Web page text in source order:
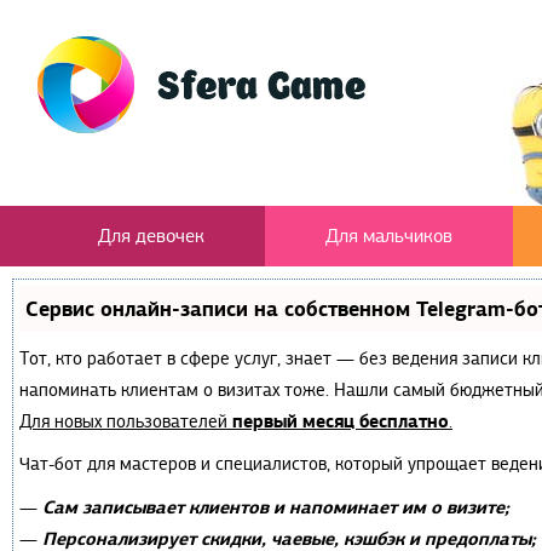
Для девочек Для мальчиков
Сервис онлайн-записи на собственном Telegram-
Тот, кто работает в сфере услуг, знает — без ведения записи
напоминать клиентам о визитах тоже. Нашли самый
Для новых пользователей первый месяц бесплатно.
Чат-бот для мастеров и специалистов, который упрощает
— Сам записывает клиентов и напоминает им о визите;
— Персонализирует скидки, чаевые, кэшбэк и предоплаты;